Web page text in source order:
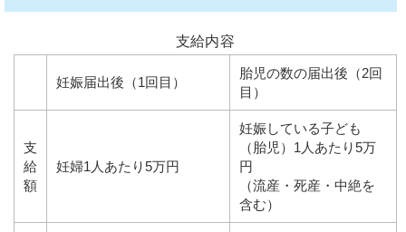
支給内容
妊娠届出後（1回目）
胎児の数の届出後（2回
目）
支
給
額
妊婦1人あたり5万円
妊娠している子ども
（胎児）1人あたり5万
円
（流産・死産・中絶を
含む）